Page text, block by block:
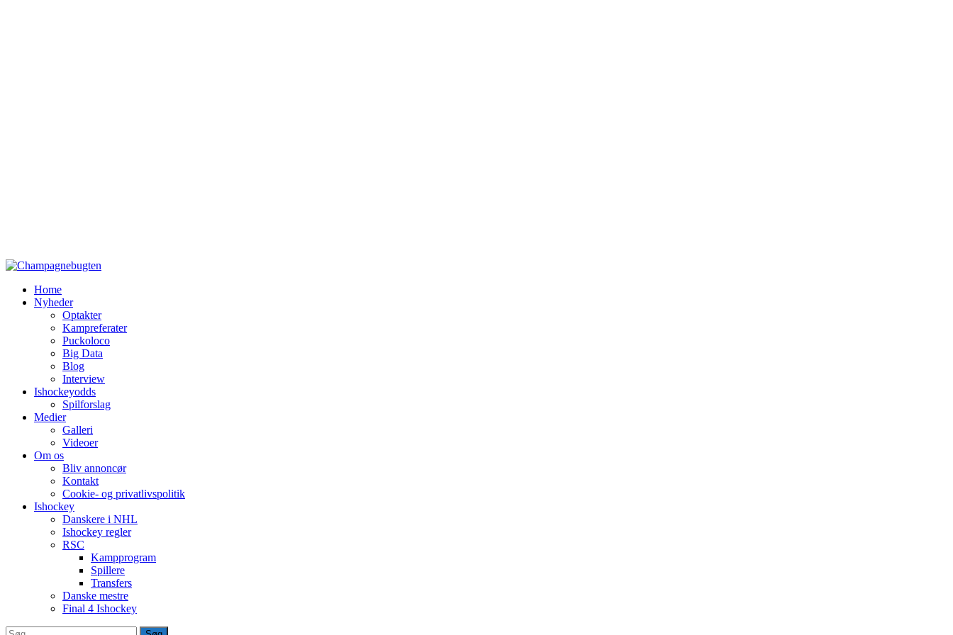
Home
Nyheder
Optakter
Kampreferater
Puckoloco
Big Data
Blog
Interview
Ishockeyodds
Spilforslag
Medier
Galleri
Videoer
Om os
Bliv annoncør
Kontakt
Cookie- og privatlivspolitik
Ishockey
Danskere i NHL
Ishockey regler
RSC
Kampprogram
Spillere
Transfers
Danske mestre
Final 4 Ishockey
Søg